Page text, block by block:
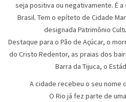
seja positiva ou negativamente. É
Brasil. Tem o epíteto de Cidade
designada Patrimônio
Destaque para o Pão de Açúcar, o
do Cristo Redentor, as praias dos
Barra da Tijuca, o
A cidade recebeu o seu nome
O Rio já fez parte de